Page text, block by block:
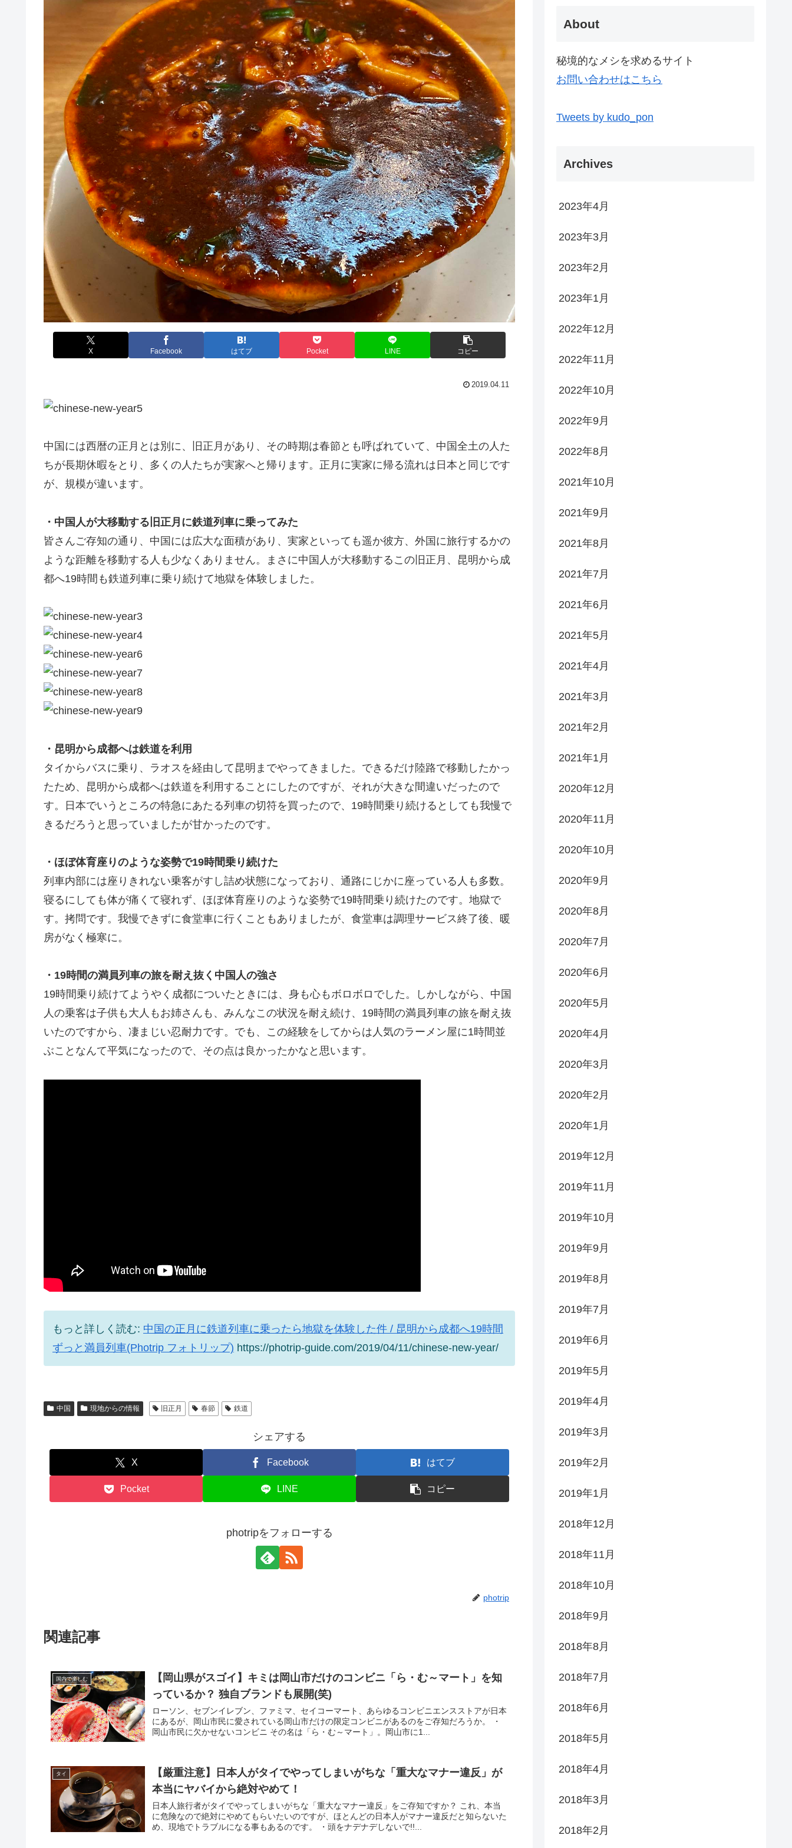
X Facebook はてブ Pocket LINE コピー
2019.04.11
中国には西暦の正月とは別に、旧正月があり、その時期は春節とも呼ばれていて、中国全土の人た
ちが長期休暇をとり、多くの人たちが実家へと帰ります。正月に実家に帰る流れは日本と同じです
が、規模が違います。
・中国人が大移動する旧正月に鉄道列車に乗ってみた
皆さんご存知の通り、中国には広大な面積があり、実家といっても遥か彼方、外国に旅行するかの
ような距離を移動する人も少なくありません。まさに中国人が大移動するこの旧正月、昆明から成
都へ19時間も鉄道列車に乗り続けて地獄を体験しました。
・昆明から成都へは鉄道を利用
タイからバスに乗り、ラオスを経由して昆明までやってきました。できるだけ陸路で移動したかっ
たため、昆明から成都へは鉄道を利用することにしたのですが、それが大きな間違いだったので
す。日本でいうところの特急にあたる列車の切符を買ったので、19時間乗り続けるとしても我慢で
きるだろうと思っていましたが甘かったのです。
・ほぼ体育座りのような姿勢で19時間乗り続けた
列車内部には座りきれない乗客がすし詰め状態になっており、通路にじかに座っている人も多数。
寝るにしても体が痛くて寝れず、ほぼ体育座りのような姿勢で19時間乗り続けたのです。地獄で
す。拷問です。我慢できずに食堂車に行くこともありましたが、食堂車は調理サービス終了後、暖
房がなく極寒に。
・19時間の満員列車の旅を耐え抜く中国人の強さ
19時間乗り続けてようやく成都についたときには、身も心もボロボロでした。しかしながら、中国
人の乗客は子供も大人もお姉さんも、みんなこの状況を耐え続け、19時間の満員列車の旅を耐え抜
いたのですから、凄まじい忍耐力です。でも、この経験をしてからは人気のラーメン屋に1時間並
ぶことなんて平気になったので、その点は良かったかなと思います。
もっと詳しく読む: 中国の正月に鉄道列車に乗ったら地獄を体験した件 / 昆明から成都へ19時間
ずっと満員列車(Photrip フォトリップ) https://photrip-guide.com/2019/04/11/chinese-new-year/
中国 現地からの情報 旧正月 春節 鉄道
シェアする
X Facebook はてブ
Pocket LINE コピー
photripをフォローする
photrip
関連記事
国内で楽しむ
【岡山県がスゴイ】キミは岡山市だけのコンビニ「ら・む～マート」を知
っているか？ 独自ブランドも展開(笑)
ローソン、セブンイレブン、ファミマ、セイコーマート、あらゆるコンビニエンスストアが日本
にあるが、岡山市民に愛されている岡山市だけの限定コンビニがあるのをご存知だろうか。 ・
岡山市民に欠かせないコンビニ その名は「ら・む～マート」。岡山市に1...
タイ
【厳重注意】日本人がタイでやってしまいがちな「重大なマナー違反」が
本当にヤバイから絶対やめて！
日本人旅行者がタイでやってしまいがちな「重大なマナー違反」をご存知ですか？ これ、本当
に危険なので絶対にやめてもらいたいのですが、ほとんどの日本人がマナー違反だと知らないた
め、現地でトラブルになる事もあるのです。 ・頭をナデナデしないで!!...
About
秘境的なメシを求めるサイト
お問い合わせはこちら
Tweets by kudo_pon
Archives
2023年4月
2023年3月
2023年2月
2023年1月
2022年12月
2022年11月
2022年10月
2022年9月
2022年8月
2021年10月
2021年9月
2021年8月
2021年7月
2021年6月
2021年5月
2021年4月
2021年3月
2021年2月
2021年1月
2020年12月
2020年11月
2020年10月
2020年9月
2020年8月
2020年7月
2020年6月
2020年5月
2020年4月
2020年3月
2020年2月
2020年1月
2019年12月
2019年11月
2019年10月
2019年9月
2019年8月
2019年7月
2019年6月
2019年5月
2019年4月
2019年3月
2019年2月
2019年1月
2018年12月
2018年11月
2018年10月
2018年9月
2018年8月
2018年7月
2018年6月
2018年5月
2018年4月
2018年3月
2018年2月